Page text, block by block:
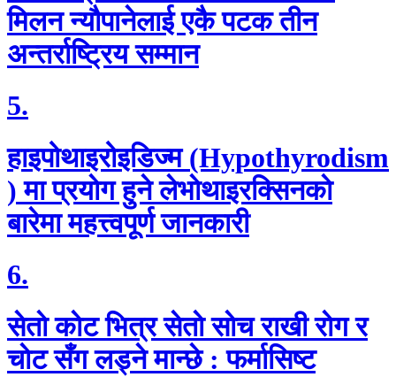
मिलन न्यौपानेलाई एकै पटक तीन
अन्तर्राष्ट्रिय सम्मान
5.
हाइपोथाइरोइडिज्म (Hypothyrodism
) मा प्रयाेग हुने लेभाेथाइरक्सिनकाे
बारेमा महत्त्वपूर्ण जानकारी
6.
सेताे काेट भित्र सेताे साेच राखी राेग र
चाेट सँग लड्ने मान्छे : फर्मासिष्ट